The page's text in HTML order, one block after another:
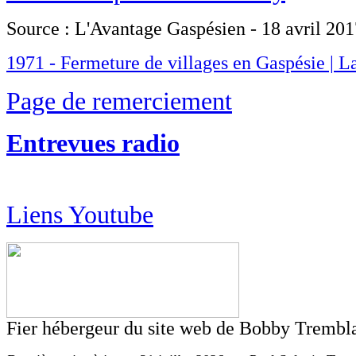
Source : L'Avantage Gaspésien - 18 avril
1971 - Fermeture de villages en Gaspésie |
Page de remerciement
Entrevues radio
Liens Youtube
Fier hébergeur du site web de Bobby